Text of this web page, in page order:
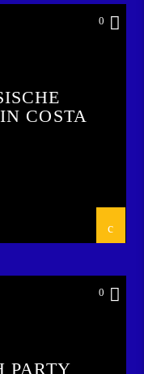
0
COSTA
0
PARTY